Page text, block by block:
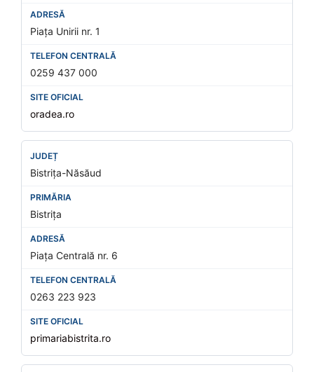
Piața Unirii nr. 1
0259 437 000
oradea.ro
Bistrița-Năsăud
Bistrița
Piața Centrală nr. 6
0263 223 923
primariabistrita.ro